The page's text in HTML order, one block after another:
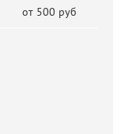
от 500 руб